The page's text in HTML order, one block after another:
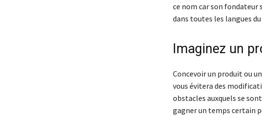
ce nom car son fondateur
dans toutes les langues
Imaginez un
Concevoir un produit ou
vous évitera des
obstacles auxquels se
gagner un temps certain